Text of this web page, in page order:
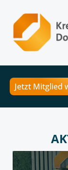
Jetzt Mitglied